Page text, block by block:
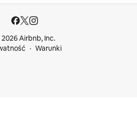
Airbnb, Inc.
Warunki